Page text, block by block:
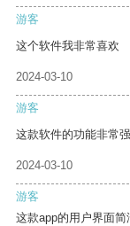
游客
这个软件我非常喜欢
2024-03-10
游客
这款软件的功能非常
2024-03-10
游客
这款app的用户界面